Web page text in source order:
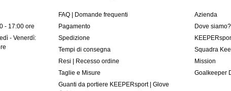
- 17:00 ore
- Venerdì:
FAQ | Domande frequenti
Pagamento
Spedizione
Tempi di consegna
Resi | Recesso ordine
Taglie e Misure
Guanti da portiere KEEPERsport | Glove
Azienda
Dove siamo?
Squadra
Mission
Goalkeeper